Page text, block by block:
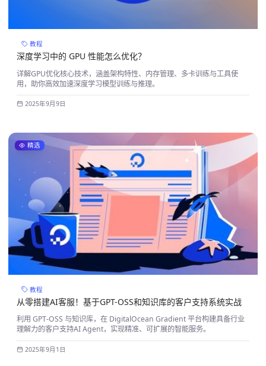
教程
深度学习中的 GPU 性能怎么优化？
详解GPU优化核心技术，涵盖架构特性、内存管理、多卡训练与工具使
用，助你高效加速深度学习模型训练与推理。
2025年9月9日
精选
教程
从零搭建AI客服！基于GPT-OSS和知识库的客户支持系统实战
利用 GPT-OSS 与知识库，在 DigitalOcean Gradient 平台构建具备行业
理解力的客户支持AI Agent，实现精准、可扩展的智能服务。
2025年9月1日